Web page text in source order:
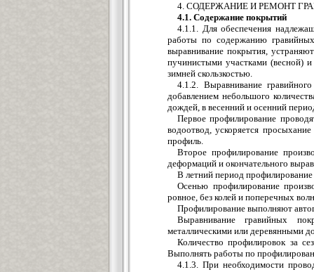
4. СОДЕРЖАНИЕ И РЕМОНТ
4.1. Содержание покрытий
4.1.1. Для обеспечения
работы по содержанию
выравнивание покрытия,
пучинистыми участками (весной)
зимней скользкостью.
4.1.2. Выравнивание
добавлением небольшого
дождей, в весенний и осенний
Первое профилирование
водоотвод, ускоряется
профиль.
Второе профилирование
деформаций и окончательного
В летний период
Осенью профилирование
ровное, без колей и поперечных
Профилирование выполняют
Выравнивание гравийных
металлическими или деревянными
Количество профилировок за
Выполнять работы по
4.1.3. При необходимости